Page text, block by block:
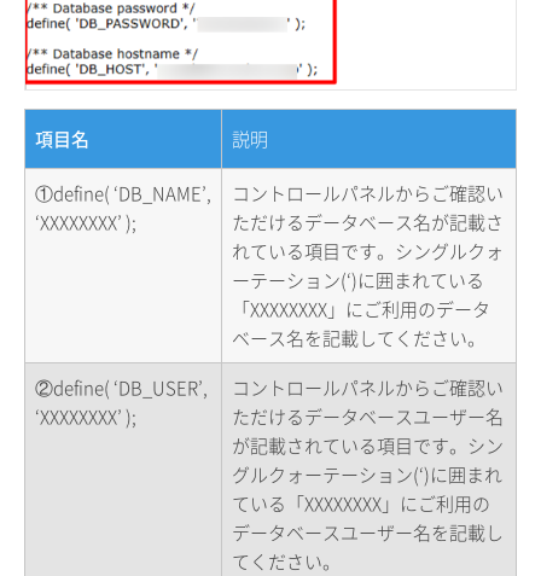
項目名 説明
①define( ‘DB_NAME’,
‘XXXXXXXX’ );
コントロールパネルからご確認い
ただけるデータベース名が記載さ
れている項目です。シングルクォ
ーテーション(‘)に囲まれている
「XXXXXXXX」にご利用のデータ
ベース名を記載してください。
②define( ‘DB_USER’,
‘XXXXXXXX’ );
コントロールパネルからご確認い
ただけるデータベースユーザー名
が記載されている項目です。シン
グルクォーテーション(‘)に囲まれ
ている「XXXXXXXX」にご利用の
データベースユーザー名を記載し
てください。